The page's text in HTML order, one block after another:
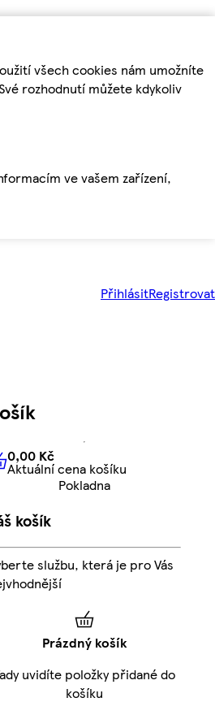
všech cookies nám umožníte
rozhodnutí můžete kdykoliv
ve vašem zařízení,
PřihlásitRegistrovat
0,00 KčAktuální cena košíku
0,00 Kč
Aktuální cena košíku
Pokladna
košík
službu, která je pro Vás
Prázdný košík
uvidíte položky přidané do
košíku